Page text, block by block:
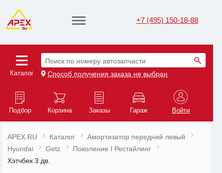
+7 (495) 150-18-88
Каталог
Поиск по номеру автозапчасти
Способ получения заказа не выбран
Подбор Корзина Заказы Гараж Войти
APEX.RU Каталог
Амортизатор передний левый
Hyundai
Getz
Поколение I Рестайлинг
Хэтчбек 3 дв.